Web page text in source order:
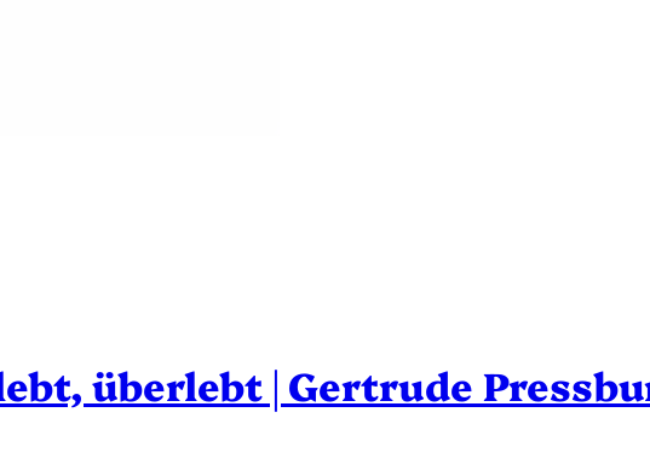
überlebt | Gertrude